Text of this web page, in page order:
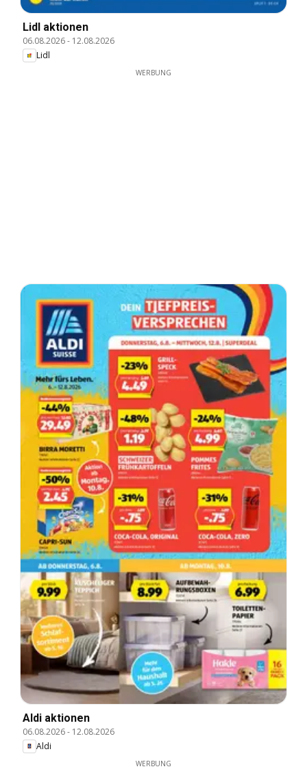
Lidl aktionen
06.08.2026- 12.08.2026
Lidl
WERBUNG
Aldi aktionen
06.08.2026- 12.08.2026
Aldi
WERBUNG